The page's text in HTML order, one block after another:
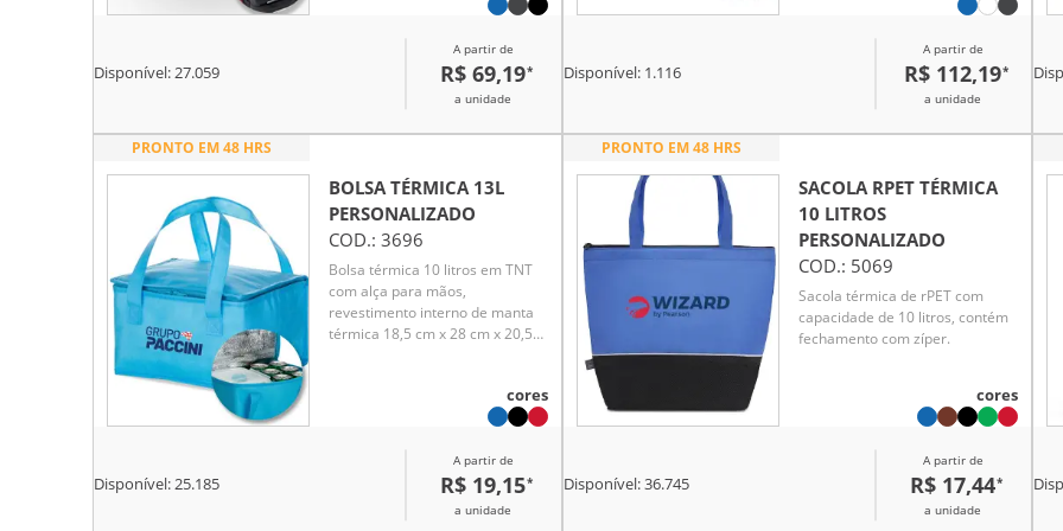
para a conservação da
temperatura. Conta com bolso
frontal e bolsos laterais em
Dispõe ainda de alças de mão
acompanha alça transversal,
oferecendo maior conforto e
versatilidade no transporte.
Disponível:27.059
A partir de
R$ 69,19*
a unidade
superior com zíper, alças em
resistência e abridor de garrafas
integrado. Com capacidade de
até 13 litros, oferece praticidade
bebidas em diversas ocasiões.
Disponível: 1.116
A partir de
R$ 112,19*
a unidade
PRONTO EM 48 HRS
BOLSA TÉRMICA 13L
PERSONALIZADO
COD.: 3696
Bolsa térmica 10 litros em TNT
com alça para mãos,
revestimento interno de manta
térmica 18,5 cm x 28 cm x 20,5
cores
Disponível:25.185
A partir de
R$ 19,15*
a unidade
PRONTO EM 48 HRS
SACOLA RPET TÉRMICA
10 LITROS
PERSONALIZADO
COD.: 5069
Sacola térmica de rPET com
capacidade de 10 litros, contém
fechamento com zíper.
cores
Disponível:36.745
A partir de
R$ 17,44*
a unidade